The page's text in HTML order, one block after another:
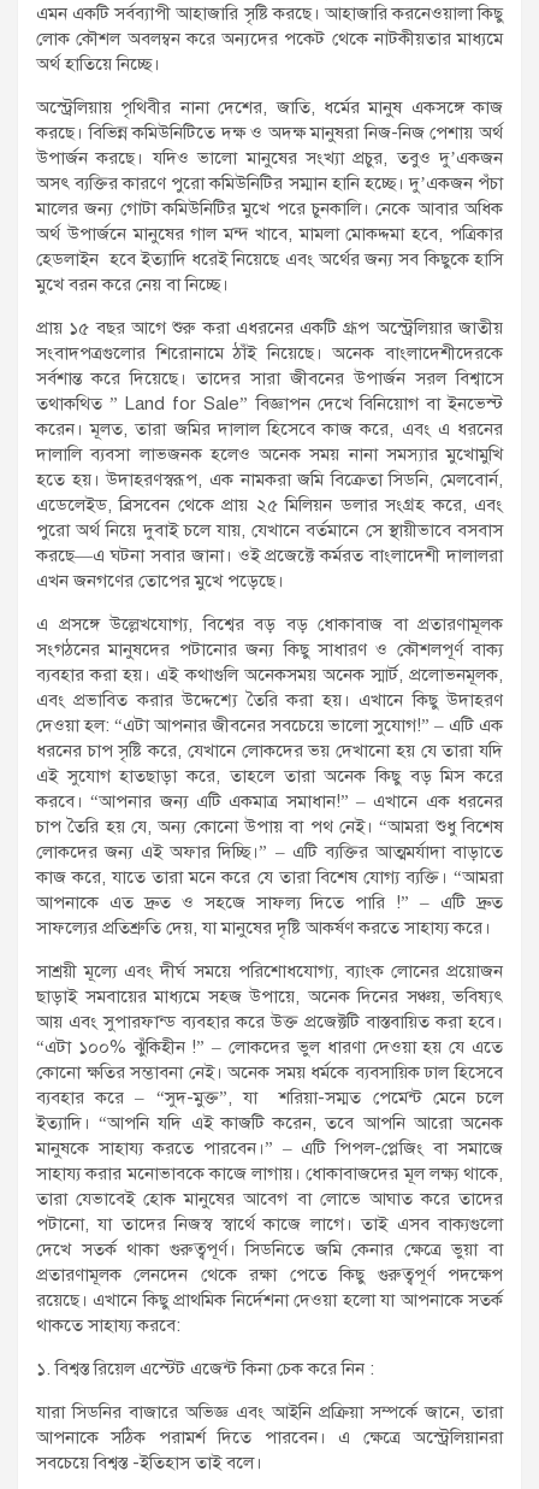
এমন একটি সর্বব্যাপী আহাজারি সৃষ্টি করছে। আহাজারি করনেওয়ালা কিছু
লোক কৌশল অবলম্বন করে অন্যদের পকেট থেকে নাটকীয়তার মাধ্যমে
অর্থ হাতিয়ে নিচ্ছে।
অস্ট্রেলিয়ায় পৃথিবীর নানা দেশের, জাতি, ধর্মের মানুষ একসঙ্গে কাজ
করছে। বিভিন্ন কমিউনিটিতে দক্ষ ও অদক্ষ মানুষরা নিজ-নিজ পেশায় অর্থ
উপার্জন করছে। যদিও ভালো মানুষের সংখ্যা প্রচুর, তবুও দু’একজন
অসৎ ব্যক্তির কারণে পুরো কমিউনিটির সম্মান হানি হচ্ছে। দু’একজন পঁচা
মালের জন্য গোটা কমিউনিটির মুখে পরে চুনকালি। নেকে আবার অধিক
অর্থ উপার্জনে মানুষের গাল মন্দ খাবে, মামলা মোকদ্দমা হবে, পত্রিকার
হেডলাইন হবে ইত্যাদি ধরেই নিয়েছে এবং অর্থের জন্য সব কিছুকে হাসি
মুখে বরন করে নেয় বা নিচ্ছে।
প্রায় ১৫ বছর আগে শুরু করা এধরনের একটি গ্রূপ অস্ট্রেলিয়ার জাতীয়
সংবাদপত্রগুলোর শিরোনামে ঠাঁই নিয়েছে। অনেক বাংলাদেশীদেরকে
সর্বশান্ত করে দিয়েছে। তাদের সারা জীবনের উপার্জন সরল বিশ্বাসে
তথাকথিত ” Land for Sale” বিজ্ঞাপন দেখে বিনিয়োগ বা ইনভেস্ট
করেন। মূলত, তারা জমির দালাল হিসেবে কাজ করে, এবং এ ধরনের
দালালি ব্যবসা লাভজনক হলেও অনেক সময় নানা সমস্যার মুখোমুখি
হতে হয়। উদাহরণস্বরূপ, এক নামকরা জমি বিক্রেতা সিডনি, মেলবোর্ন,
এডেলেইড, ব্রিসবেন থেকে প্রায় ২৫ মিলিয়ন ডলার সংগ্রহ করে, এবং
পুরো অর্থ নিয়ে দুবাই চলে যায়, যেখানে বর্তমানে সে স্থায়ীভাবে বসবাস
করছে—এ ঘটনা সবার জানা। ওই প্রজেক্টে কর্মরত বাংলাদেশী দালালরা
এখন জনগণের তোপের মুখে পড়েছে।
এ প্রসঙ্গে উল্লেখযোগ্য, বিশ্বের বড় বড় ধোকাবাজ বা প্রতারণামূলক
সংগঠনের মানুষদের পটানোর জন্য কিছু সাধারণ ও কৌশলপূর্ণ বাক্য
ব্যবহার করা হয়। এই কথাগুলি অনেকসময় অনেক স্মার্ট, প্রলোভনমূলক,
এবং প্রভাবিত করার উদ্দেশ্যে তৈরি করা হয়। এখানে কিছু উদাহরণ
দেওয়া হল: “এটা আপনার জীবনের সবচেয়ে ভালো সুযোগ!” – এটি এক
ধরনের চাপ সৃষ্টি করে, যেখানে লোকদের ভয় দেখানো হয় যে তারা যদি
এই সুযোগ হাতছাড়া করে, তাহলে তারা অনেক কিছু বড় মিস করে
করবে। “আপনার জন্য এটি একমাত্র সমাধান!” – এখানে এক ধরনের
চাপ তৈরি হয় যে, অন্য কোনো উপায় বা পথ নেই। “আমরা শুধু বিশেষ
লোকদের জন্য এই অফার দিচ্ছি।” – এটি ব্যক্তির আত্মমর্যাদা বাড়াতে
কাজ করে, যাতে তারা মনে করে যে তারা বিশেষ যোগ্য ব্যক্তি। “আমরা
আপনাকে এত দ্রুত ও সহজে সাফল্য দিতে পারি !” – এটি দ্রুত
সাফল্যের প্রতিশ্রুতি দেয়, যা মানুষের দৃষ্টি আকর্ষণ করতে সাহায্য করে।
সাশ্রয়ী মূল্যে এবং দীর্ঘ সময়ে পরিশোধযোগ্য, ব্যাংক লোনের প্রয়োজন
ছাড়াই সমবায়ের মাধ্যমে সহজ উপায়ে, অনেক দিনের সঞ্চয়, ভবিষ্যৎ
আয় এবং সুপারফান্ড ব্যবহার করে উক্ত প্রজেক্টটি বাস্তবায়িত করা হবে।
“এটা ১০০% ঝুঁকিহীন !” – লোকদের ভুল ধারণা দেওয়া হয় যে এতে
কোনো ক্ষতির সম্ভাবনা নেই। অনেক সময় ধর্মকে ব্যবসায়িক ঢাল হিসেবে
ব্যবহার করে – “সুদ-মুক্ত”, যা শরিয়া-সম্মত পেমেন্ট মেনে চলে
ইত্যাদি। “আপনি যদি এই কাজটি করেন, তবে আপনি আরো অনেক
মানুষকে সাহায্য করতে পারবেন।” – এটি পিপল-প্লেজিং বা সমাজে
সাহায্য করার মনোভাবকে কাজে লাগায়। ধোকাবাজদের মূল লক্ষ্য থাকে,
তারা যেভাবেই হোক মানুষের আবেগ বা লোভে আঘাত করে তাদের
পটানো, যা তাদের নিজস্ব স্বার্থে কাজে লাগে। তাই এসব বাক্যগুলো
দেখে সতর্ক থাকা গুরুত্বপূর্ণ। সিডনিতে জমি কেনার ক্ষেত্রে ভুয়া বা
প্রতারণামূলক লেনদেন থেকে রক্ষা পেতে কিছু গুরুত্বপূর্ণ পদক্ষেপ
রয়েছে। এখানে কিছু প্রাথমিক নির্দেশনা দেওয়া হলো যা আপনাকে সতর্ক
থাকতে সাহায্য করবে:
১. বিশ্বস্ত রিয়েল এস্টেট এজেন্ট কিনা চেক করে নিন :
যারা সিডনির বাজারে অভিজ্ঞ এবং আইনি প্রক্রিয়া সম্পর্কে জানে, তারা
আপনাকে সঠিক পরামর্শ দিতে পারবেন। এ ক্ষেত্রে অস্ট্রেলিয়ানরা
সবচেয়ে বিশ্বস্ত -ইতিহাস তাই বলে।